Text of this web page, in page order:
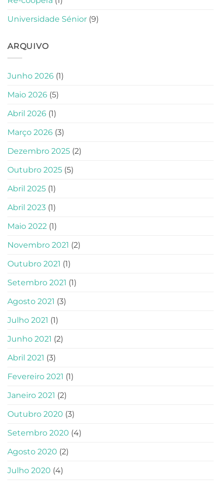
Universidade Sénior (9)
ARQUIVO
Junho 2026 (1)
Maio 2026 (5)
Abril 2026 (1)
Março 2026 (3)
Dezembro 2025 (2)
Outubro 2025 (5)
Abril 2025 (1)
Abril 2023 (1)
Maio 2022 (1)
Novembro 2021 (2)
Outubro 2021 (1)
Setembro 2021 (1)
Agosto 2021 (3)
Julho 2021 (1)
Junho 2021 (2)
Abril 2021 (3)
Fevereiro 2021 (1)
Janeiro 2021 (2)
Outubro 2020 (3)
Setembro 2020 (4)
Agosto 2020 (2)
Julho 2020 (4)